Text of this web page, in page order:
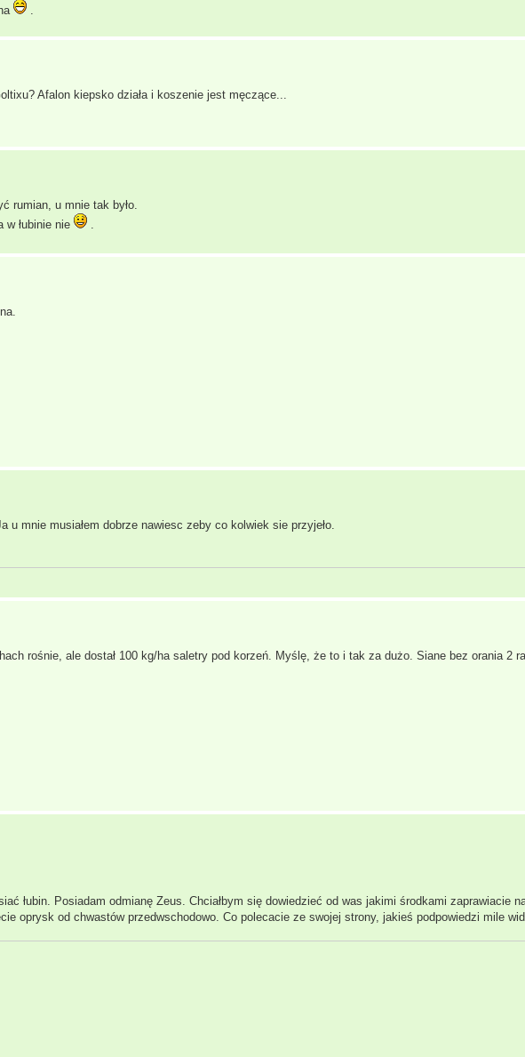
.
Afalon kiepsko działa i koszenie jest męczące...
rumian, u mnie tak było.
w łubinie nie
mnie musiałem dobrze nawiesc zeby co kolwiek sie przyjeło.
rośnie, ale dostał 100 kg/ha saletry pod korzeń. Myślę, że to i tak za dużo. Siane bez orania 2
łubin. Posiadam odmianę Zeus. Chciałbym się dowiedzieć od was jakimi środkami zaprawiacie
oprysk od chwastów przedwschodowo. Co polecacie ze swojej strony, jakieś podpowiedzi mile